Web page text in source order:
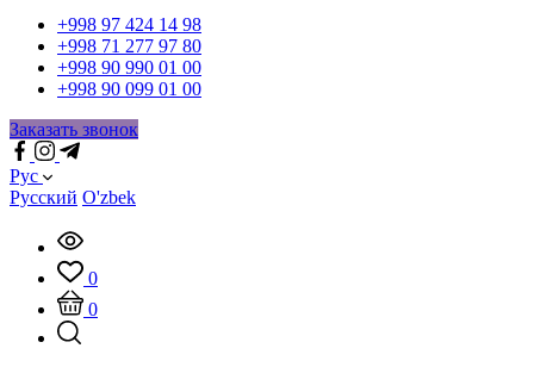
+998 97 424 14 98
+998 71 277 97 80
+998 90 990 01 00
+998 90 099 01 00
Заказать звонок
Рус
Русский O'zbek
0
0